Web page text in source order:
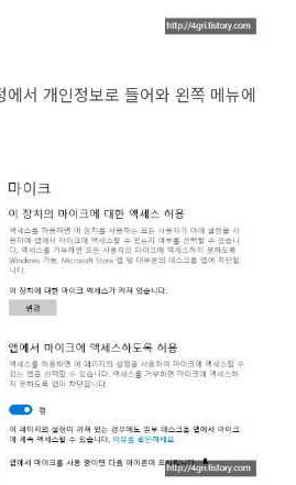
서 개인정보로 들어와 왼쪽 메뉴에